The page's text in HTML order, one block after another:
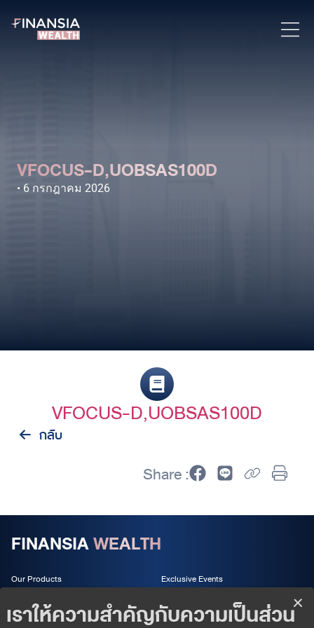
VFOCUS-D,UOBSAS100D
6 กรกฎาคม 2026
VFOCUS-D,UOBSAS100D
กลับ
Share :
FINANSIAWEALTH
Our Products Exclusive Events
Wealth Services About us